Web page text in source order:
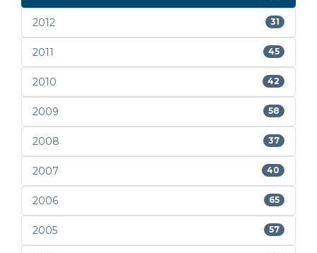
2012 31
2011 45
2010 42
2009 58
2008 37
2007 40
2006 65
2005 57